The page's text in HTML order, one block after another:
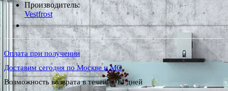
Производитель:
Vestfrost
*Наличие уточняйте у менеджера
Оплата при получении
Доставим сегодня по Москве и МО
Возможность возврата в течение 14 дней